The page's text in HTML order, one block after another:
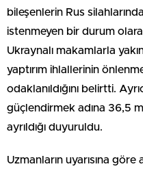
bileşenlerin Rus
istenmeyen bir durum
Ukraynalı makamlarla
yaptırım ihlallerinin
odaklanıldığını belirtti.
güçlendirmek adına 36,5
ayrıldığı duyuruldu.
Uzmanların uyarısına